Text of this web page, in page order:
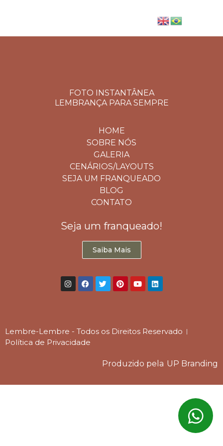
FOTO INSTANTÂNEA
LEMBRANÇA PARA SEMPRE
HOME
SOBRE NÓS
GALERIA
CENÁRIOS/LAYOUTS
SEJA UM FRANQUEADO
BLOG
CONTATO
Seja um franqueado!
Saiba Mais
Lembre-Lembre - Todos os Direitos Reservado
Política de Privacidade
Produzido pela UP Branding